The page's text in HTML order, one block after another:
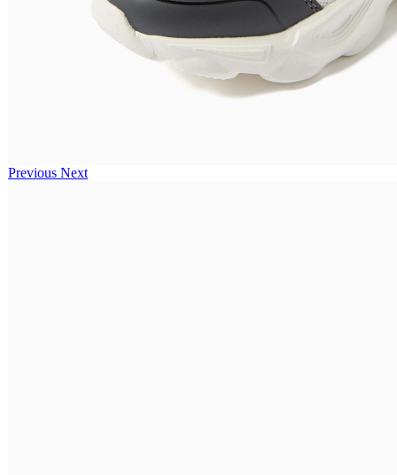
Previous Next